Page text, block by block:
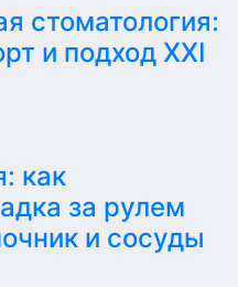
стоматология:
и подход XXI
как
за рулем
и сосуды